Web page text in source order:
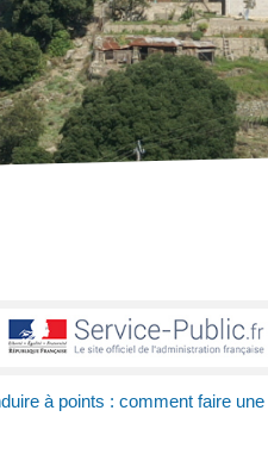
à points : comment faire une